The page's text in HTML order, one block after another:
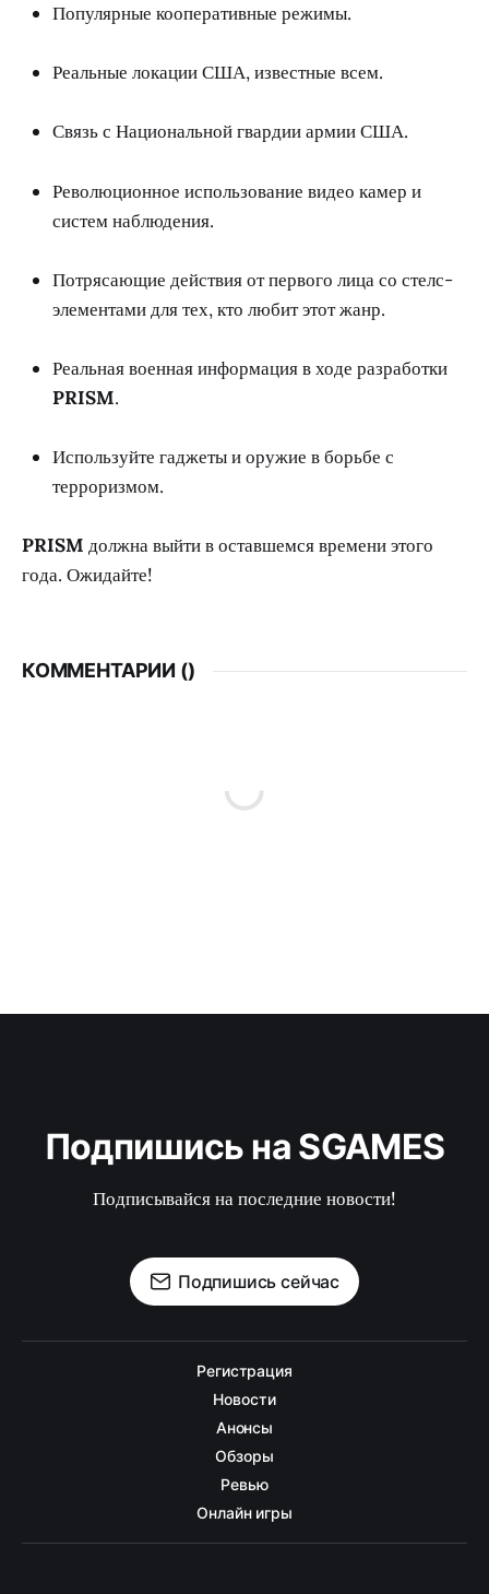
Популярные кооперативные режимы.
Реальные локации США, известные всем.
Связь с Национальной гвардии армии США.
Революционное использование видео камер и
систем наблюдения.
Потрясающие действия от первого лица со стелс-
элементами для тех, кто любит этот жанр.
Реальная военная информация в ходе разработки
PRISM.
Используйте гаджеты и оружие в борьбе с
терроризмом.
PRISM должна выйти в оставшемся времени этого
года. Ожидайте!
КОММЕНТАРИИ ()
Подпишись на SGAMES
Подписывайся на последние новости!
Подпишись сейчас
Регистрация
Новости
Анонсы
Обзоры
Ревью
Онлайн игры